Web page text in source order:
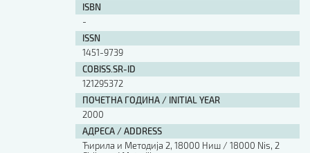
ISBN
-
ISSN
1451-9739
COBISS.SR-ID
121295372
ПОЧЕТНА ГОДИНА / INITIAL YEAR
2000
АДРЕСА / ADDRESS
Ћирила и Методија 2, 18000 Ниш / 18000 Nis, 2